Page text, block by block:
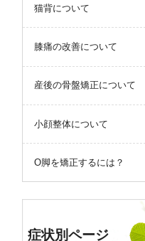
猫背について
膝痛の改善について
産後の骨盤矯正について
小顔整体について
O脚を矯正するには？
症状別ページ